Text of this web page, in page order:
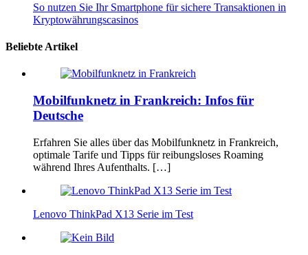
So nutzen Sie Ihr Smartphone für sichere Transaktionen in
Kryptowährungscasinos
Beliebte Artikel
Mobilfunknetz in Frankreich: Infos für
Deutsche
Erfahren Sie alles über das Mobilfunknetz in Frankreich,
optimale Tarife und Tipps für reibungsloses Roaming
während Ihres Aufenthalts. […]
Lenovo ThinkPad X13 Serie im Test